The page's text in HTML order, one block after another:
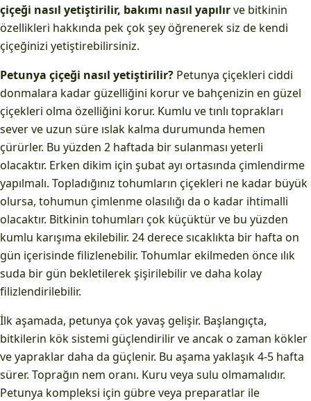
çiçeği nasıl yetiştirilir, bakımı nasıl yapılırve bitkinin
özellikleri hakkında pek çok şey öğrenerek siz de kendi
çiçeğinizi yetiştirebilirsiniz.
Petunya çiçeği nasıl yetiştirilir? Petunya çiçekleri ciddi
donmalara kadar güzelliğini korur ve bahçenizin en güzel
çiçekleri olma özelliğini korur. Kumlu ve tınlı toprakları
sever ve uzun süre ıslak kalma durumunda hemen
çürürler. Bu yüzden 2 haftada bir sulanması yeterli
olacaktır. Erken dikim için şubat ayı ortasında çimlendirme
yapılmalı. Topladığınız tohumların çiçekleri ne kadar büyük
olursa, tohumun çimlenme olasılığı da o kadar ihtimalli
olacaktır. Bitkinin tohumları çok küçüktür ve bu yüzden
kumlu karışıma ekilebilir. 24 derece sıcaklıkta bir hafta on
gün içerisinde filizlenebilir. Tohumlar ekilmeden önce ılık
suda bir gün bekletilerek şişirilebilir ve daha kolay
filizlendirilebilir.
İlk aşamada, petunya çok yavaş gelişir. Başlangıçta,
bitkilerin kök sistemi güçlendirilir ve ancak o zaman kökler
ve yapraklar daha da güçlenir. Bu aşama yaklaşık 4-5 hafta
sürer. Toprağın nem oranı. Kuru veya sulu olmamalıdır.
Petunya kompleksi için gübre veya preparatlar ile